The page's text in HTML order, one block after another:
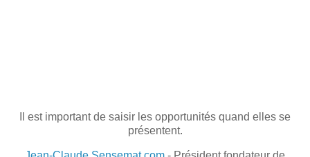
Il est important de saisir les opportunités quand elles se
présentent.